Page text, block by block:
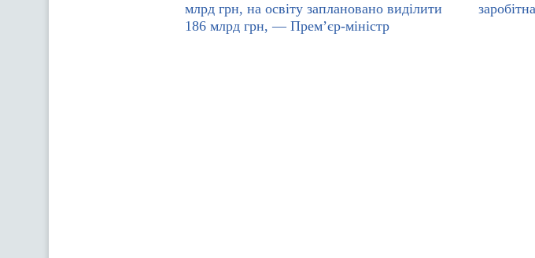
млрд грн, на освіту заплановано виділити
186 млрд грн, — Прем’єр-міністр